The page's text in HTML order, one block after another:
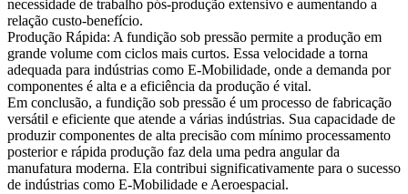
necessidade de trabalho pós-produção extensivo e aumentando a
relação custo-benefício.
Produção Rápida: A fundição sob pressão permite a produção em
grande volume com ciclos mais curtos. Essa velocidade a torna
adequada para indústrias como E-Mobilidade, onde a demanda por
componentes é alta e a eficiência da produção é vital.
Em conclusão, a fundição sob pressão é um processo de fabricação
versátil e eficiente que atende a várias indústrias. Sua capacidade de
produzir componentes de alta precisão com mínimo processamento
posterior e rápida produção faz dela uma pedra angular da
manufatura moderna. Ela contribui significativamente para o sucesso
de indústrias como E-Mobilidade e Aeroespacial.